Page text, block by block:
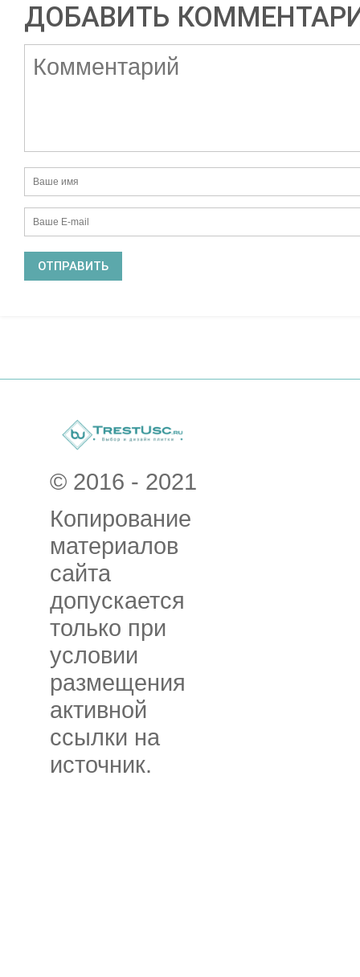
ДОБАВИТЬ
© 2016 - 2021
Копирование
материалов
сайта
допускается
только при
условии
размещения
активной
ссылки на
источник.